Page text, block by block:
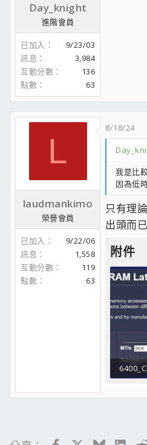
Day_knight
進階會員
已加入
9/23/03
訊息
3,984
互動分數
136
點數
63
L
laudmankimo
榮譽會員
已加入
9/22/06
訊息
1,558
互動分數
119
點數
63
8/18/24
我是比
因為低
只有理
出頭而
附件